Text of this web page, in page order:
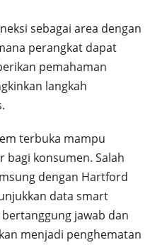
sebagai area dengan
perangkat dapat
pemahaman
langkah
terbuka mampu
konsumen. Salah
dengan Hartford
data smart
jawab dan
menjadi penghematan